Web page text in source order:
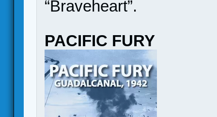
“Braveheart”.
PACIFIC FURY